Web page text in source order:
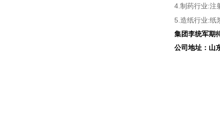
4. 制药行业:注
5. 造纸行业:纸
集团李统军期
公司地址：山